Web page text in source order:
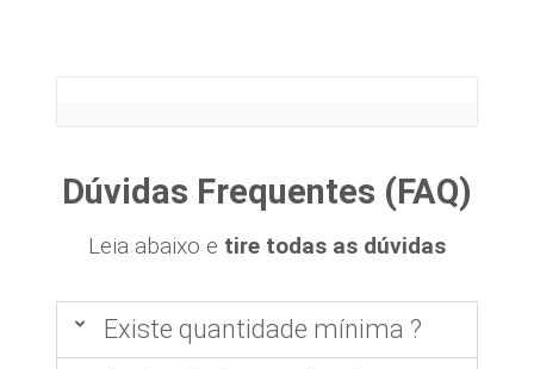
Dúvidas Frequentes (FAQ)
Leia abaixo e tire todas as dúvidas
Existe quantidade mínima ?